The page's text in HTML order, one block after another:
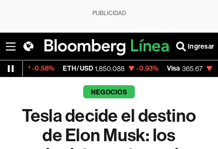
PUBLICIDAD
Ingresar
ETH/USD 1,850.088 -0.93% Visa 365.67 -0.13%
NEGOCIOS
Tesla decide el destino
de Elon Musk: los